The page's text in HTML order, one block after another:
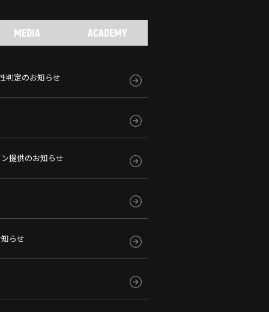
MEDIA ACADEMY
判定のお知らせ
提供のお知らせ
らせ